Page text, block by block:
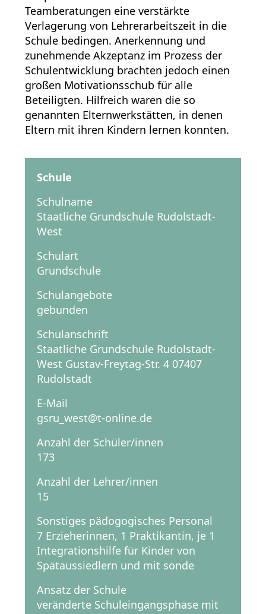
Teamberatungen eine verstärkte
Verlagerung von Lehrerarbeitszeit in die
Schule bedingen. Anerkennung und
zunehmende Akzeptanz im Prozess der
Schulentwicklung brachten jedoch einen
großen Motivationsschub für alle
Beteiligten. Hilfreich waren die so
genannten Elternwerkstätten, in denen
Eltern mit ihren Kindern lernen konnten.
Schule
Schulname
Staatliche Grundschule Rudolstadt-
West
Schulart
Grundschule
Schulangebote
gebunden
Schulanschrift
Staatliche Grundschule Rudolstadt-
West Gustav-Freytag-Str. 4 07407
Rudolstadt
E-Mail
gsru_west@t-online.de
Anzahl der Schüler/innen
173
Anzahl der Lehrer/innen
15
Sonstiges pädogogisches Personal
7 Erzieherinnen, 1 Praktikantin, je 1
Integrationshilfe für Kinder von
Spätaussiedlern und mit sonde
Ansatz der Schule
veränderte Schuleingangsphase mit